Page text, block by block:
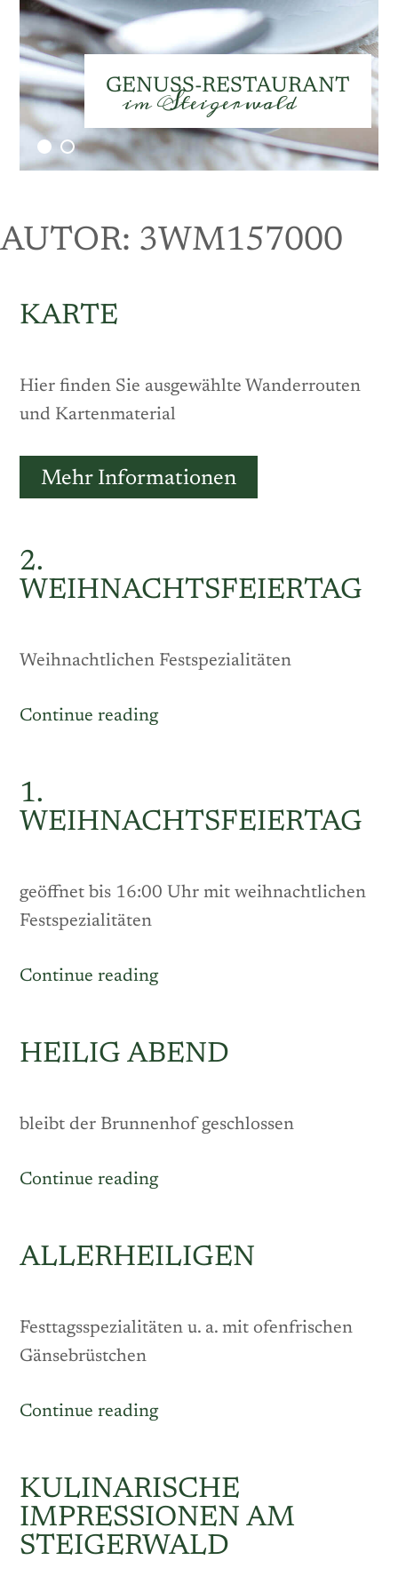
Speisekarte
GENUSS-RESTAURANT
im Steigerwald
AUTOR: 3WM157000
KARTE
Hier finden Sie ausgewählte Wanderrouten
und Kartenmaterial
Mehr Informationen
2.
WEIHNACHTSFEIERTAG
Weihnachtlichen Festspezialitäten
Continue reading„2.
1.
WEIHNACHTSFEIERTAG
geöffnet bis 16:00 Uhr mit weihnachtlichen
Festspezialitäten
Continue reading„1.
HEILIG ABEND
bleibt der Brunnenhof geschlossen
Continue reading„Heilig
ALLERHEILIGEN
Festtagsspezialitäten u. a. mit ofenfrischen
Gänsebrüstchen
Continue reading„Allerheiligen“
KULINARISCHE
IMPRESSIONEN AM
STEIGERWALD